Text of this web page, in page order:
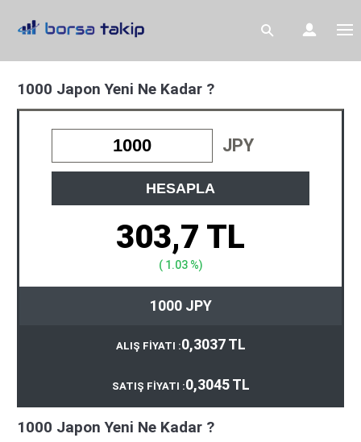
1000 Japon Yeni Ne Kadar ?
JPY
HESAPLA
303,7 TL
( 1.03 %)
1000 JPY
ALIŞ FİYATI :0,3037 TL
SATIŞ FİYATI :0,3045 TL
1000 Japon Yeni Ne Kadar ?